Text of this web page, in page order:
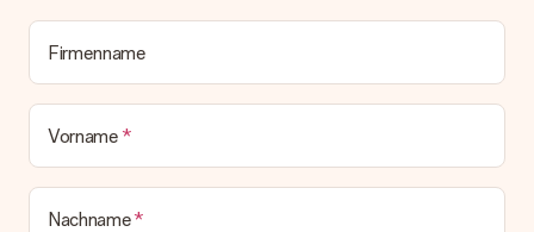
Firmenname
Vorname
Nachname